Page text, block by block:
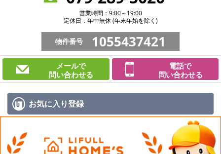
営業時間：9:00～19:00
定休日：年中無休 (年末年始を除く)
物件番号 1055437421
メールで
問い合わせる
電話で
問い合わせる
お気に入り登録